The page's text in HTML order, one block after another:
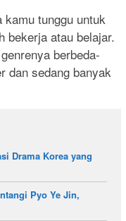
tunggu untuk
bekerja atau belajar.
berbeda-
dan sedang banyak
Drama Korea yang
Pyo Ye Jin,